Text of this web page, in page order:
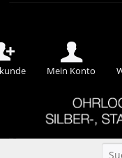
Mein Konto